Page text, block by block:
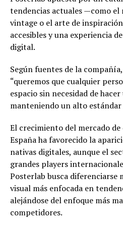
tendencias actuales —como
vintage o el arte de
accesibles y una experiencia
digital.
Según fuentes de la
“queremos que cualquier
espacio sin necesidad de
manteniendo un alto estándar
El crecimiento del mercado
España ha favorecido la
nativas digitales, aunque el
grandes players
Posterlab busca diferenciarse
visual más enfocada en
alejándose del enfoque más
competidores.